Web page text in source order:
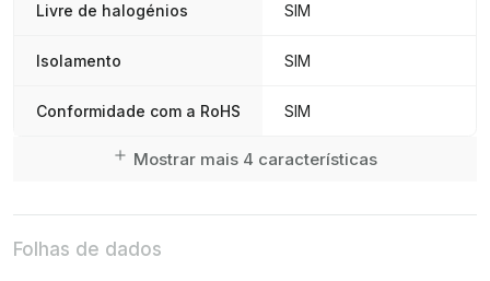
Livre de halogénios SIM
Isolamento SIM
Conformidade com a RoHS SIM
Mostrar mais 4 características
Folhas de dados